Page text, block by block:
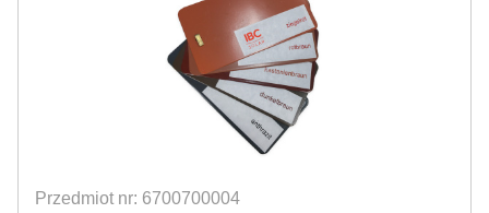
Przedmiot nr: 6700700004